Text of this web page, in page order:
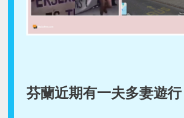
芬蘭近期有一夫多妻遊行